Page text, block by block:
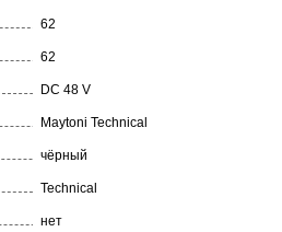
62
62
DC 48 V
Maytoni Technical
чёрный
Technical
нет